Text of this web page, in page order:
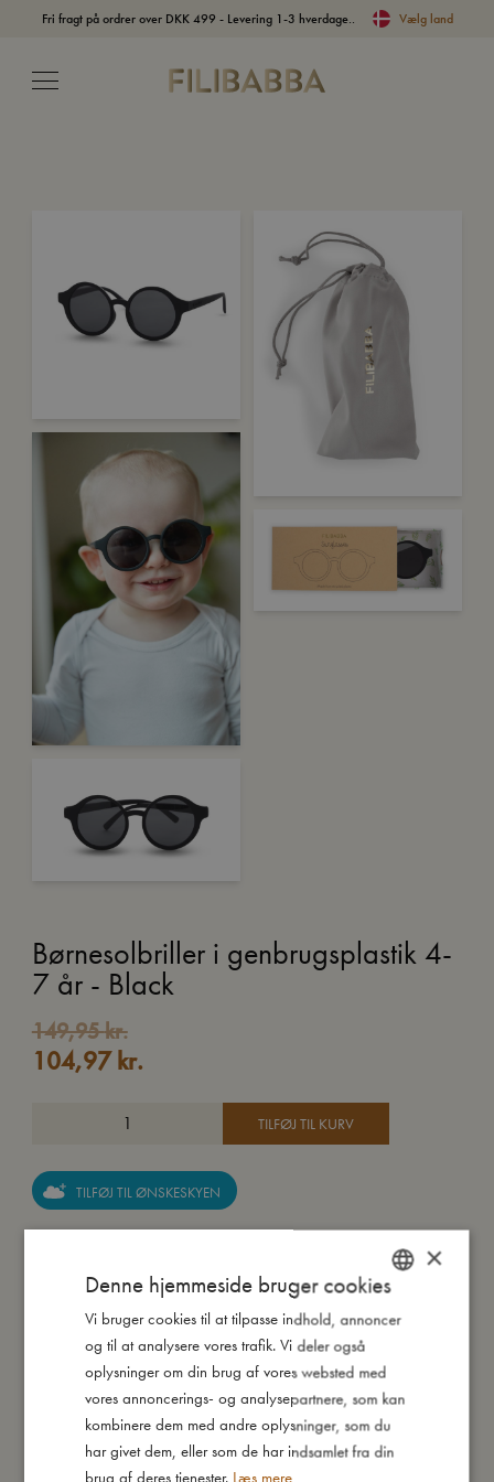
Fri fragt på ordrer over DKK 499 - Levering 1-3 hverdage.. Vælg land
Børnesolbriller i genbrugsplastik 4-
7 år - Black
149,95kr.
104,97kr.
TILFØJ TIL KURV
TILFØJ TIL ØNSKESKYEN
Gul som sommerfuglefisken, lyserød som flamingoen og
mørkeblå som stjernehimlen på en lun sommernat: Vores
børnesolbriller er designet som en hyldest til sommeren.
Fremstillet i genanvendt plast fra havet og med en fantastisk
pasform er vores solbriller blide mod barnets hud og sidder
blødt på den lille næse. Det lækre, let oversized design fås i
seks sommerlige yndlingsfarver og fire skønne neutrale
nuancer, som matcher dit barns yndlingstøj. Materialet er
DANISH
GERMAN
×
Denne hjemmeside bruger cookies
Vi bruger cookies til at tilpasse indhold, annoncer
og til at analysere vores trafik. Vi deler også
oplysninger om din brug af vores websted med
vores annoncerings- og analysepartnere, som kan
kombinere dem med andre oplysninger, som du
har givet dem, eller som de har indsamlet fra din